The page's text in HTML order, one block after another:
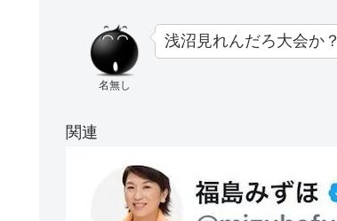
名無し
浅沼見れんだろ大会か？
関連